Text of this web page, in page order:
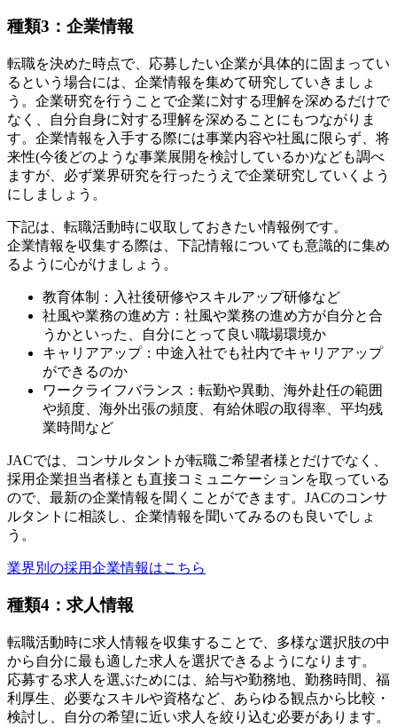
種類3：企業情報
転職を決めた時点で、応募したい企業が具体的に固まってい
るという場合には、企業情報を集めて研究していきましょ
う。企業研究を行うことで企業に対する理解を深めるだけで
なく、自分自身に対する理解を深めることにもつながりま
す。企業情報を入手する際には事業内容や社風に限らず、将
来性(今後どのような事業展開を検討しているか)なども調べ
ますが、必ず業界研究を行ったうえで企業研究していくよう
にしましょう。
下記は、転職活動時に収取しておきたい情報例です。
企業情報を収集する際は、下記情報についても意識的に集め
るように心がけましょう。
教育体制：入社後研修やスキルアップ研修など
社風や業務の進め方：社風や業務の進め方が自分と合
うかといった、自分にとって良い職場環境か
キャリアアップ：中途入社でも社内でキャリアアップ
ができるのか
ワークライフバランス：転勤や異動、海外赴任の範囲
や頻度、海外出張の頻度、有給休暇の取得率、平均残
業時間など
JACでは、コンサルタントが転職ご希望者様とだけでなく、
採用企業担当者様とも直接コミュニケーションを取っている
ので、最新の企業情報を聞くことができます。JACのコンサ
ルタントに相談し、企業情報を聞いてみるのも良いでしょ
う。
業界別の採用企業情報はこちら
種類4：求人情報
転職活動時に求人情報を収集することで、多様な選択肢の中
から自分に最も適した求人を選択できるようになります。
応募する求人を選ぶためには、給与や勤務地、勤務時間、福
利厚生、必要なスキルや資格など、あらゆる観点から比較・
検討し、自分の希望に近い求人を絞り込む必要があります。